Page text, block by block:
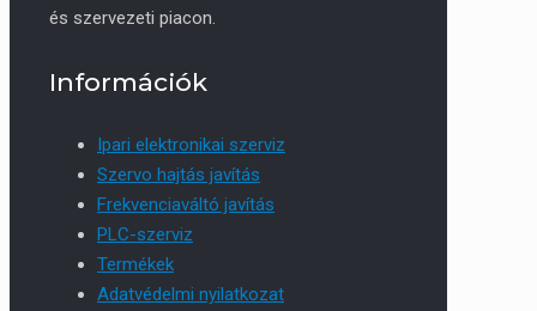
és szervezeti piacon.
Információk
Ipari elektronikai szerviz
Szervo hajtás javítás
Frekvenciaváltó javítás
PLC-szerviz
Termékek
Adatvédelmi nyilatkozat